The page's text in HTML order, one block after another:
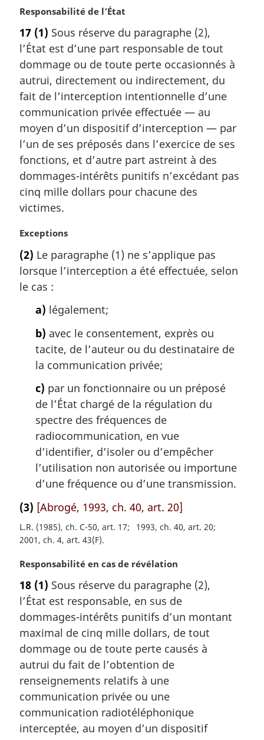
N
t
e
m
a
g
i
n
a
l
e
:
Responsabilité de l’État
17 (1) Sous réserve du paragraphe (2),
l’État est d’une part responsable de tout
dommage ou de toute perte occasionnés à
autrui, directement ou indirectement, du
fait de l’interception intentionnelle d’une
communication privée effectuée — au
moyen d’un dispositif d’interception — par
l’un de ses préposés dans l’exercice de ses
fonctions, et d’autre part astreint à des
dommages-intérêts punitifs n’excédant pas
cinq mille dollars pour chacune des
victimes.
N
t
e
m
Exceptions
(2) Le paragraphe (1) ne s’applique pas
lorsque l’interception a été effectuée, selon
le cas :
a) légalement;
b) avec le consentement, exprès ou
tacite, de l’auteur ou du destinataire de
la communication privée;
c) par un fonctionnaire ou un préposé
de l’État chargé de la régulation du
spectre des fréquences de
radiocommunication, en vue
d’identifier, d’isoler ou d’empêcher
l’utilisation non autorisée ou importune
d’une fréquence ou d’une transmission.
(3) [Abrogé, 1993, ch. 40, art. 20]
L.R. (1985), ch. C-50, art. 17
1993, ch. 40, art. 20
2001, ch. 4, art. 43(F)
N
t
e
m
a
g
i
n
a
e
:
Responsabilité en cas de révélation
18 (1) Sous réserve du paragraphe (2),
l’État est responsable, en sus de
dommages-intérêts punitifs d’un montant
maximal de cinq mille dollars, de tout
dommage ou de toute perte causés à
autrui du fait de l’obtention de
renseignements relatifs à une
communication privée ou une
communication radiotéléphonique
interceptée, au moyen d’un dispositif